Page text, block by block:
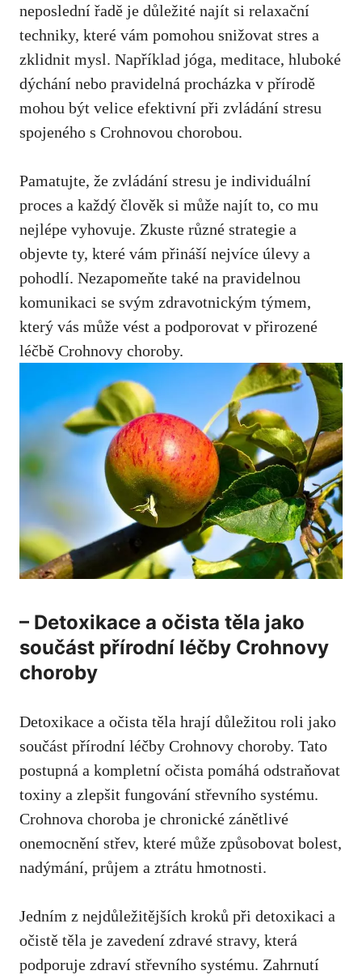
neposlední řadě⁢ je ‍důležité najít si relaxační
techniky, které vám pomohou snižovat ⁢stres a
zklidnit mysl. Například ⁤jóga, meditace, hluboké
dýchání nebo pravidelná procházka v přírodě
mohou být velice ‍efektivní při zvládání stresu
spojeného ​s Crohnovou chorobou.
Pamatujte, že zvládání stresu je ‌individuální ​
proces a každý člověk si může najít to, co mu
nejlépe vyhovuje. Zkuste různé strategie ​a ​
objevte ‍ty, které vám ⁢přináší nejvíce úlevy a
pohodlí. Nezapomeňte také na pravidelnou
komunikaci se svým zdravotnickým týmem,
který vás může ⁤vést a ​podporovat‌ v ⁢přirozené
léčbě Crohnovy choroby.
– ‌Detoxikace a očista těla jako
součást přírodní⁣ léčby Crohnovy⁤
choroby
Detoxikace ‌a očista těla hrají‌ důležitou roli jako
součást přírodní⁤ léčby Crohnovy choroby. Tato
postupná ⁤a⁤ kompletní očista pomáhá odstraňovat
‌toxiny ⁤a ‍zlepšit fungování střevního ⁤systému.
Crohnova⁣ choroba je ⁣chronické zánětlivé⁢
onemocnění ‍střev, které může způsobovat bolest,‍
nadýmání, průjem‌ a ztrátu hmotnosti.
Jedním z nejdůležitějších kroků při⁤ detoxikaci a‍
očistě ‌těla je​ zavedení zdravé stravy, která
podporuje zdraví střevního ⁣systému. Zahrnutí⁣